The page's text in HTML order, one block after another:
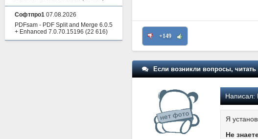
+149
Если возникли вопросы,
Написал:
Я
Не
Софтпро1 07.08.2026
PDFsam - PDF Split and Merge 6.0.5
+ Enhanced 7.0.70.15196 (22 616)